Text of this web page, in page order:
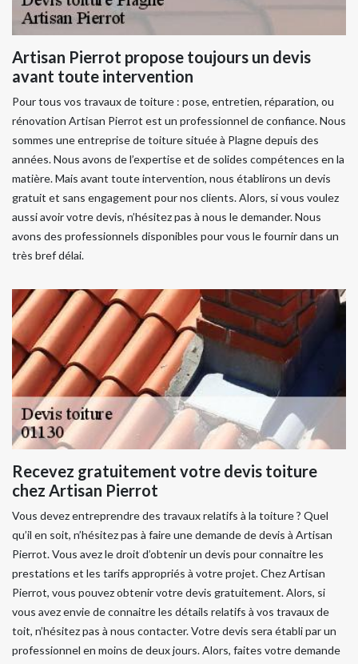
Artisan Pierrot propose toujours un devis
avant toute intervention
Pour tous vos travaux de toiture : pose, entretien, réparation, ou
rénovation Artisan Pierrot est un professionnel de confiance. Nous
sommes une entreprise de toiture située à Plagne depuis des
années. Nous avons de l’expertise et de solides compétences en la
matière. Mais avant toute intervention, nous établirons un devis
gratuit et sans engagement pour nos clients. Alors, si vous voulez
aussi avoir votre devis, n’hésitez pas à nous le demander. Nous
avons des professionnels disponibles pour vous le fournir dans un
très bref délai.
Recevez gratuitement votre devis toiture
chez Artisan Pierrot
Vous devez entreprendre des travaux relatifs à la toiture ? Quel
qu’il en soit, n’hésitez pas à faire une demande de devis à Artisan
Pierrot. Vous avez le droit d’obtenir un devis pour connaitre les
prestations et les tarifs appropriés à votre projet. Chez Artisan
Pierrot, vous pouvez obtenir votre devis gratuitement. Alors, si
vous avez envie de connaitre les détails relatifs à vos travaux de
toit, n’hésitez pas à nous contacter. Votre devis sera établi par un
professionnel en moins de deux jours. Alors, faites votre demande